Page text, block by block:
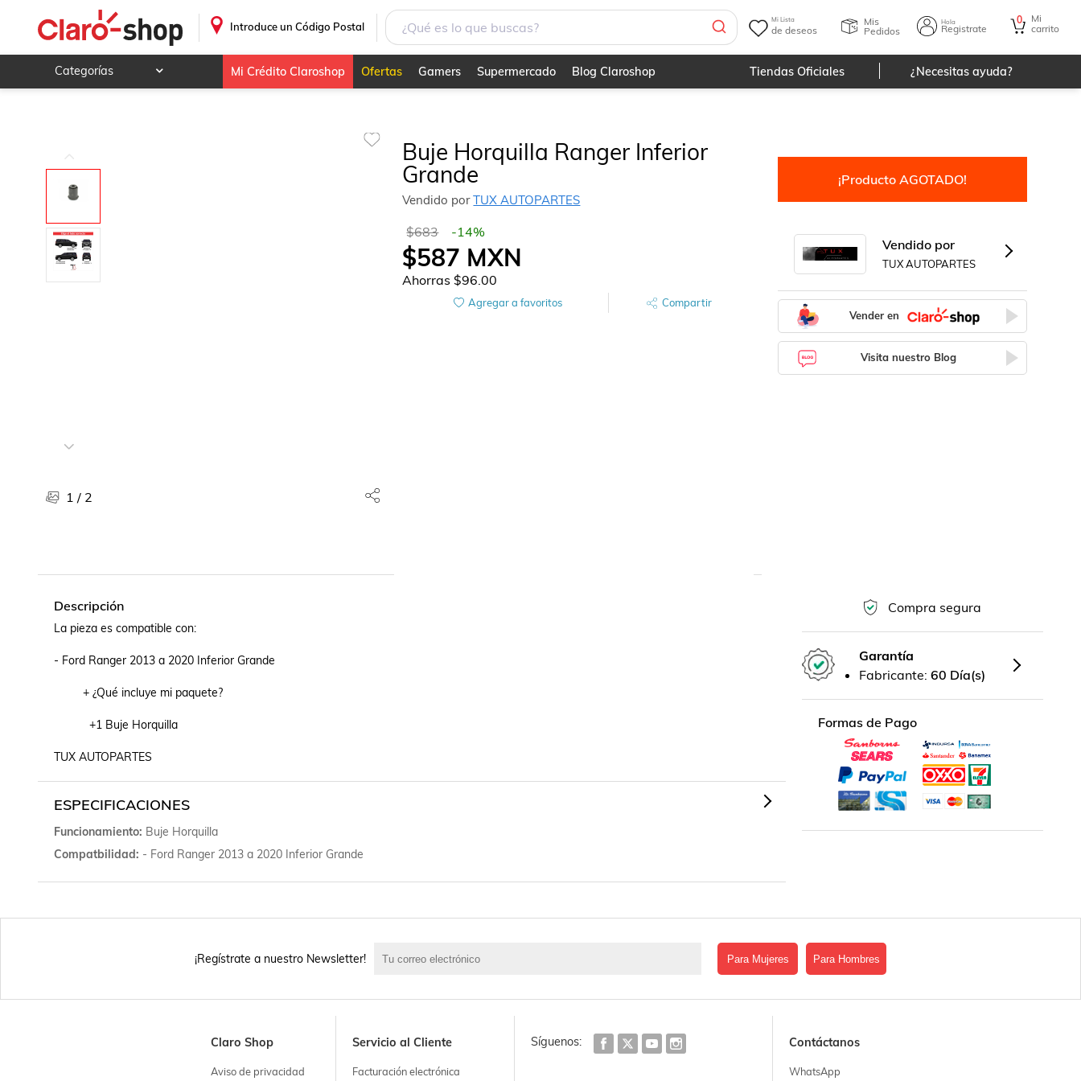
Introduce un Código Postal
Mi Lista
de deseos
Mis
Pedidos
Hola
Registrate
0
Mi
carrito
Categorías
Deportes y ocio
Ferretería y autos
Ropa, calzado y accesorios
Mi Crédito Claroshop Ofertas Gamers Supermercado Blog Claroshop Tiendas Oficiales ¿Necesitas ayuda?
1 / 2
Buje Horquilla Ranger Inferior
Grande
Vendido porTUX AUTOPARTES
$683 -14%
$587 MXN
Ahorras$96.00
Agregar a favoritos Compartir
¡Producto AGOTADO!
Vendido por
TUX AUTOPARTES
Vender en
Visita nuestro Blog
Descripción
La pieza es compatible con:
- Ford Ranger 2013 a 2020 Inferior Grande
TUX AUTOPARTES
ESPECIFICACIONES
Funcionamiento Buje Horquilla
Compatbilidad - Ford Ranger 2013 a 2020 Inferior Grande
Compra segura
Garantía
Fabricante:60 Día(s)
Formas de Pago
¡Regístrate a nuestro Newsletter! Para Mujeres Para Hombres
Claro Shop
Aviso de privacidad
Servicio al Cliente
Facturación electrónica
Síguenos: Contáctanos
WhatsApp